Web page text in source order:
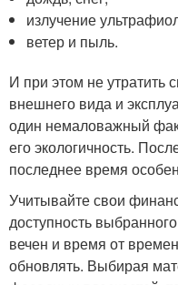
излучение
ветер и пыль.
И при этом не утратить
внешнего вида и
один немаловажный
его экологичность.
последнее время
Учитывайте свои
доступность
вечен и время от
обновлять. Выбирая